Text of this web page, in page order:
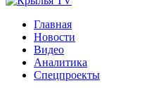
Главная
Новости
Видео
Аналитика
Спецпроекты